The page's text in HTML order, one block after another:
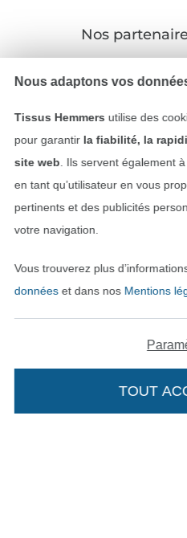
Nos
Mentions
Droit de
Passer à la boutique
Nous adaptons vos
Tissus Hemmers utilise des
pour garantir la fiabilité, la
site web . Ils servent également
en tant qu’utilisateur en vous
pertinents et des publicités
votre navigation.
Vous trouverez plus
donnéeset dans nos Mentions
TOUT